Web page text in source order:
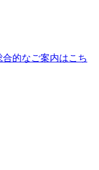
的なご案内はこち